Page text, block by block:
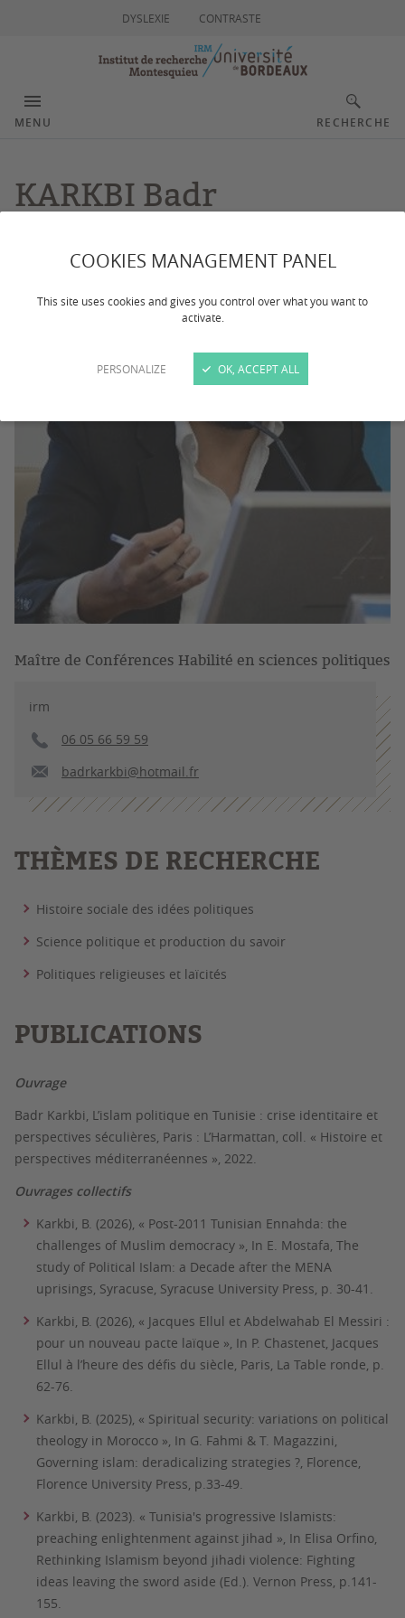
COOKIES MANAGEMENT PANEL
This site uses cookies and gives you control over what you want to
activate.
PERSONALIZE OK, ACCEPT ALL
DYSLEXIE CONTRASTE
MENU RECHERCHE
KARKBI Badr
Maître de Conférences Habilité en sciences politiques
irm
06 05 66 59 59
badrkarkbi@hotmail.fr
THÈMES DE RECHERCHE
Histoire sociale des idées politiques
Science politique et production du savoir
Politiques religieuses et laïcités
PUBLICATIONS
Ouvrage
Badr Karkbi, L’islam politique en Tunisie : crise identitaire et
perspectives séculières, Paris : L’Harmattan, coll. « Histoire et
perspectives méditerranéennes », 2022.
Ouvrages collectifs
Karkbi, B. (2026), « Post-2011 Tunisian Ennahda: the
challenges of Muslim democracy », In E. Mostafa, The
study of Political Islam: a Decade after the MENA
uprisings, Syracuse, Syracuse University Press, p. 30-41.
Karkbi, B. (2026), « Jacques Ellul et Abdelwahab El Messiri :
pour un nouveau pacte laïque », In P. Chastenet, Jacques
Ellul à l’heure des défis du siècle, Paris, La Table ronde, p.
62-76.
Karkbi, B. (2025), « Spiritual security: variations on political
theology in Morocco », In G. Fahmi & T. Magazzini,
Governing islam: deradicalizing strategies ?, Florence,
Florence University Press, p.33-49.
Karkbi, B. (2023). « Tunisia's progressive Islamists:
preaching enlightenment against jihad », In Elisa Orfino,
Rethinking Islamism beyond jihadi violence: Fighting
ideas leaving the sword aside (Ed.). Vernon Press, p.141-
155.